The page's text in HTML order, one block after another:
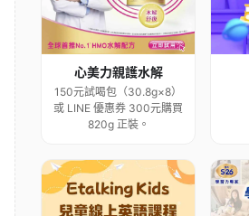
心美力親護水解
150元試喝包（30.8g×8）
或 LINE 優惠券 300元購買
820g 正裝。